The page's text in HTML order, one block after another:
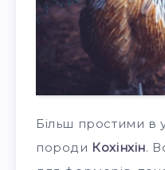
Більш простими в
породи Кохінхін.